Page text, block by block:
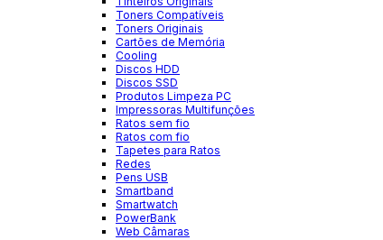
Toners Compatíveis
Toners Originais
Cartões de Memória
Cooling
Discos HDD
Discos SSD
Produtos Limpeza PC
Impressoras Multifunções
Ratos sem fio
Ratos com fio
Tapetes para Ratos
Redes
Pens USB
Smartband
Smartwatch
PowerBank
Web Câmaras